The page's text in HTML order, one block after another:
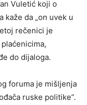
Vuletić koji o
kaže da „on uvek u
rečenici je
do dijaloga.
foruma je mišljenja
ruske politike“.